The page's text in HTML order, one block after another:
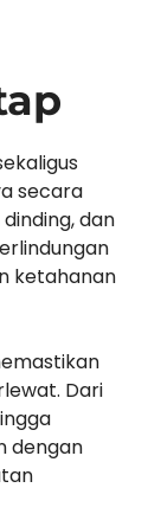
secara
dan
ketahanan
Dari
dengan